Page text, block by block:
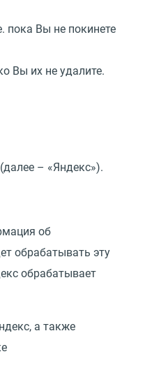
пока Вы не покинете
Вы их не удалите.
– «Яндекс»).
об
обрабатывать эту
обрабатывает
а также